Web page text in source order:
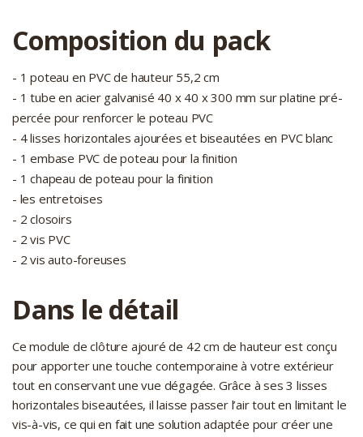
Composition du pack
- 1 poteau en PVC de hauteur 55,2 cm
- 1 tube en acier galvanisé 40 x 40 x 300 mm sur platine pré-
percée pour renforcer le poteau PVC
- 4 lisses horizontales ajourées et biseautées en PVC blanc
- 1 embase PVC de poteau pour la finition
- 1 chapeau de poteau pour la finition
- les entretoises
- 2 closoirs
- 2 vis PVC
- 2 vis auto-foreuses
Dans le détail
Ce module de clôture ajouré de 42 cm de hauteur est conçu
pour apporter une touche contemporaine à votre extérieur
tout en conservant une vue dégagée. Grâce à ses 3 lisses
horizontales biseautées, il laisse passer l’air tout en limitant le
vis-à-vis, ce qui en fait une solution adaptée pour créer une